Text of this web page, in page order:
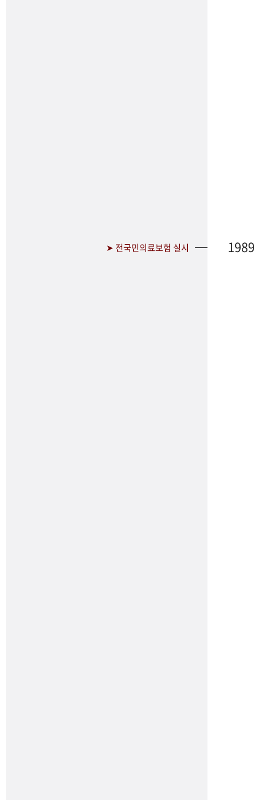
➤ 전국민의료보험 실시 1989